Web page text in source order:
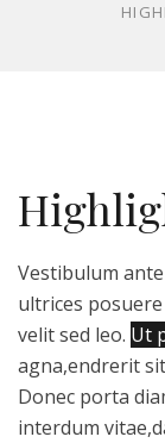
Vestibulum
ultrices
velit sed leo. Ut
agna,endrerit
Donec porta
interdum